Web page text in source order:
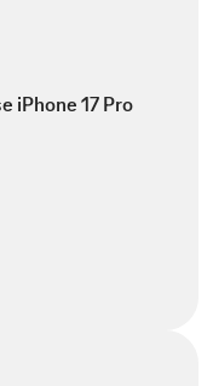
iPhone 17 Pro